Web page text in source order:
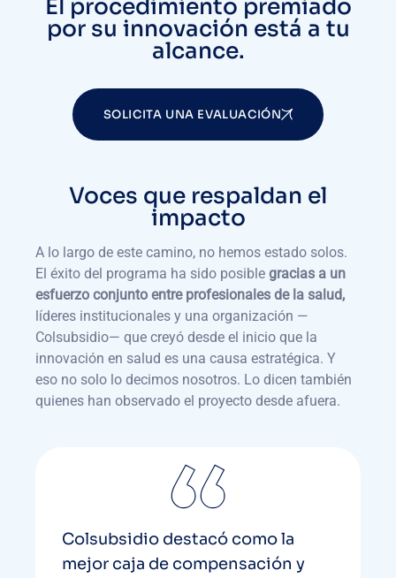
El procedimiento premiado
por su innovación está a tu
alcance.
SOLICITA UNA EVALUACIÓN
Voces que respaldan el
impacto
A lo largo de este camino, no hemos estado solos.
El éxito del programa ha sido posible gracias a un
esfuerzo conjunto entre profesionales de la salud,
líderes institucionales y una organización —
Colsubsidio— que creyó desde el inicio que la
innovación en salud es una causa estratégica. Y
eso no solo lo decimos nosotros. Lo dicen también
quienes han observado el proyecto desde afuera.
Colsubsidio destacó como la
mejor caja de compensación y